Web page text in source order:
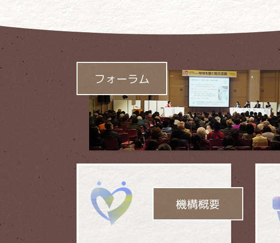
社会貢献機構の
フォーラム
機構概要